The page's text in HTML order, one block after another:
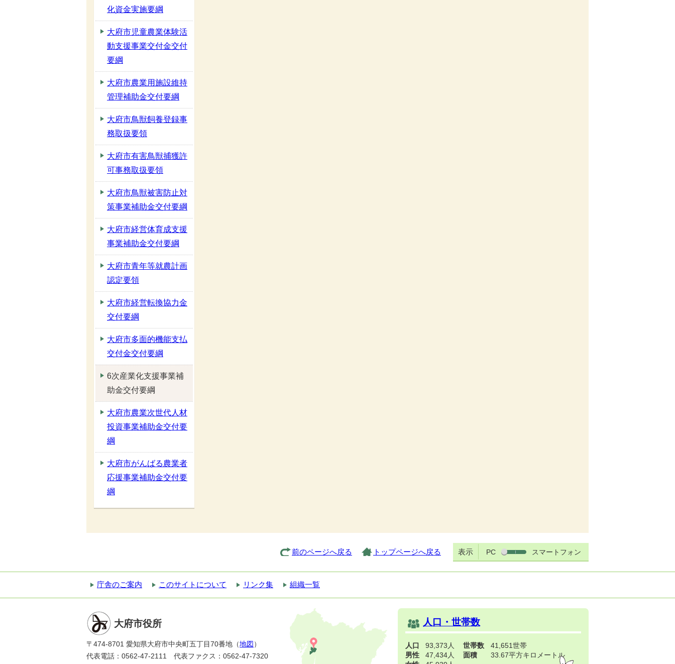
化資金実施要綱
大府市児童農業体験活
動支援事業交付金交付
要綱
大府市農業用施設維持
管理補助金交付要綱
大府市鳥獣飼養登録事
務取扱要領
大府市有害鳥獣捕獲許
可事務取扱要領
大府市鳥獣被害防止対
策事業補助金交付要綱
大府市経営体育成支援
事業補助金交付要綱
大府市青年等就農計画
認定要領
大府市経営転換協力金
交付要綱
大府市多面的機能支払
交付金交付要綱
6次産業化支援事業補
助金交付要綱
大府市農業次世代人材
投資事業補助金交付要
綱
大府市がんばる農業者
応援事業補助金交付要
綱
前のページへ戻る トップページへ戻る 表示 PC スマートフォン
庁舎のご案内 このサイトについて リンク集 組織一覧
大府市役所
〒474-8701 愛知県大府市中央町五丁目70番地（地図 ）
代表電話：0562-47-2111 代表ファクス：0562-47-7320
人口・世帯数
人口
93,373人
男性
47,434人
世帯数
41,651世帯
面積
33.67平方キロメートル